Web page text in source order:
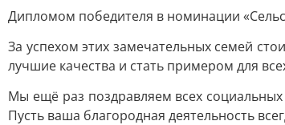
Дипломом победителя в номинации
За успехом этих замечательных семей
лучшие качества и стать примером для
Мы ещё раз поздравляем всех
Пусть ваша благородная деятельность